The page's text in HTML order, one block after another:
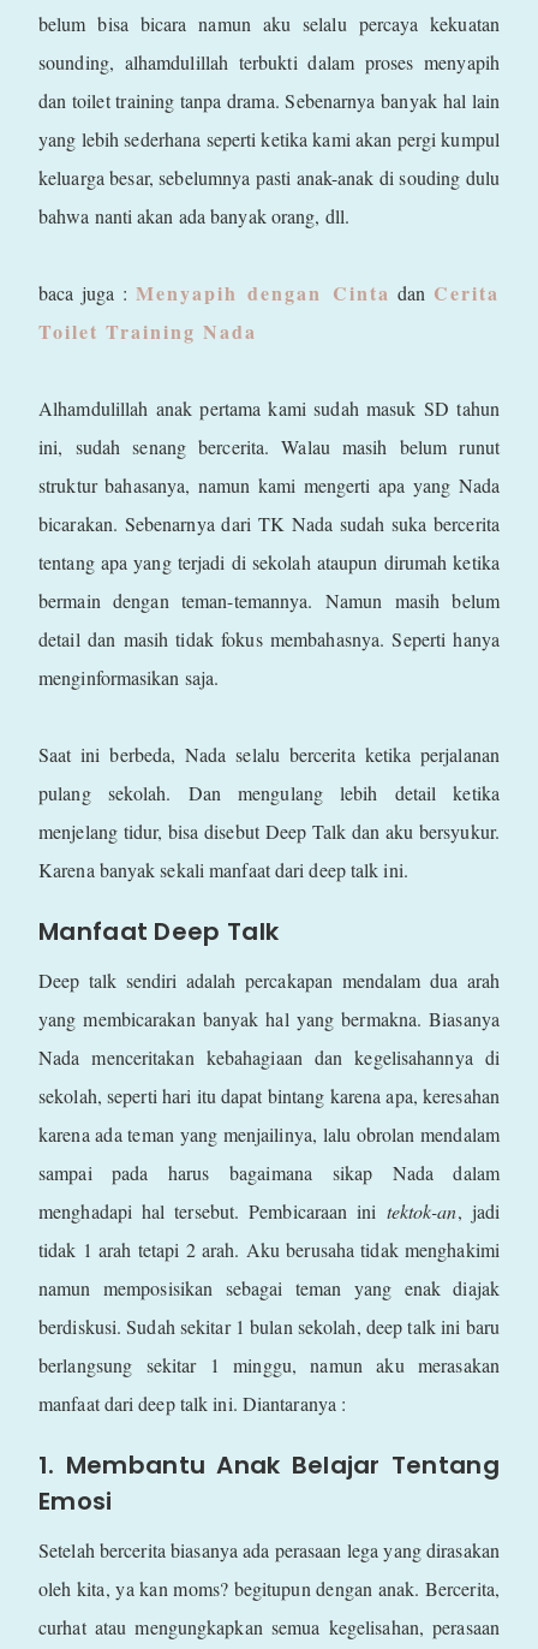
belum bisa bicara namun aku selalu percaya kekuatan
sounding, alhamdulillah terbukti dalam proses menyapih
dan toilet training tanpa drama. Sebenarnya banyak hal lain
yang lebih sederhana seperti ketika kami akan pergi kumpul
keluarga besar, sebelumnya pasti anak-anak di souding dulu
bahwa nanti akan ada banyak orang, dll.
baca juga : Menyapih dengan Cinta dan Cerita
Toilet Training Nada
Alhamdulillah anak pertama kami sudah masuk SD tahun
ini, sudah senang bercerita. Walau masih belum runut
struktur bahasanya, namun kami mengerti apa yang Nada
bicarakan. Sebenarnya dari TK Nada sudah suka bercerita
tentang apa yang terjadi di sekolah ataupun dirumah ketika
bermain dengan teman-temannya. Namun masih belum
detail dan masih tidak fokus membahasnya. Seperti hanya
menginformasikan saja.
Saat ini berbeda, Nada selalu bercerita ketika perjalanan
pulang sekolah. Dan mengulang lebih detail ketika
menjelang tidur, bisa disebut Deep Talk dan aku bersyukur.
Karena banyak sekali manfaat dari deep talk ini.
Manfaat Deep Talk
Deep talk sendiri adalah percakapan mendalam dua arah
yang membicarakan banyak hal yang bermakna. Biasanya
Nada menceritakan kebahagiaan dan kegelisahannya di
sekolah, seperti hari itu dapat bintang karena apa, keresahan
karena ada teman yang menjailinya, lalu obrolan mendalam
sampai pada harus bagaimana sikap Nada dalam
menghadapi hal tersebut. Pembicaraan ini tektok-an, jadi
tidak 1 arah tetapi 2 arah. Aku berusaha tidak menghakimi
namun memposisikan sebagai teman yang enak diajak
berdiskusi. Sudah sekitar 1 bulan sekolah, deep talk ini baru
berlangsung sekitar 1 minggu, namun aku merasakan
manfaat dari deep talk ini. Diantaranya :
1. Membantu Anak Belajar Tentang
Emosi
Setelah bercerita biasanya ada perasaan lega yang dirasakan
oleh kita, ya kan moms? begitupun dengan anak. Bercerita,
curhat atau mengungkapkan semua kegelisahan, perasaan